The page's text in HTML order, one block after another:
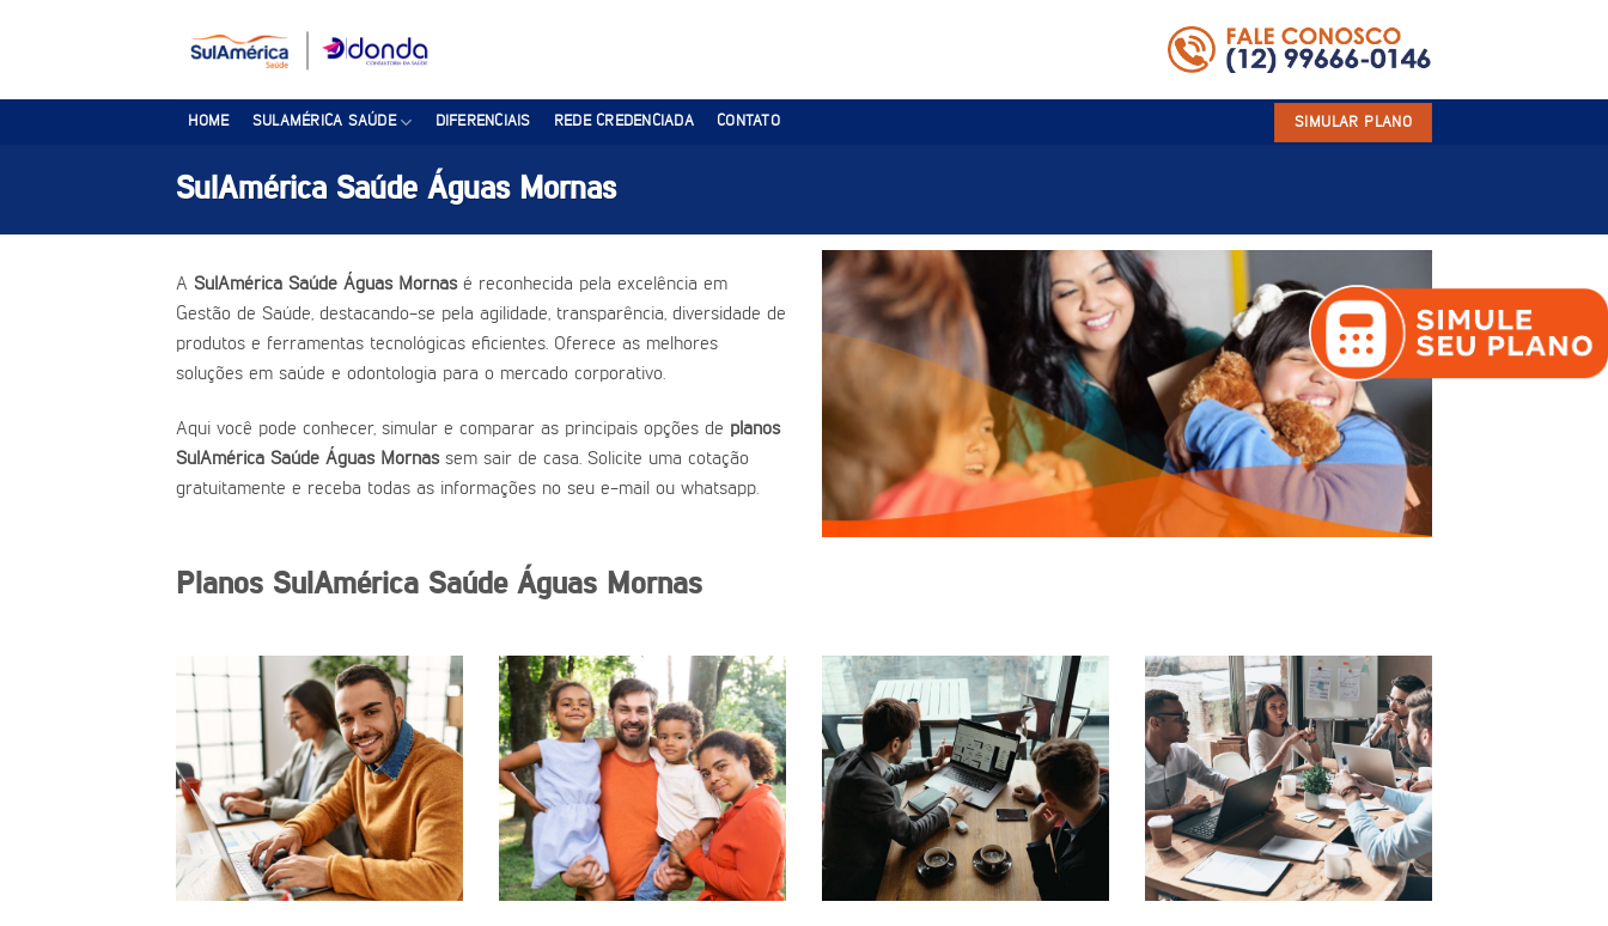
HOME SULAMÉRICA SAÚDE DIFERENCIAIS REDE CREDENCIADA CONTATO SIMULAR PLANO
SulAmérica Saúde Águas Mornas
A SulAmérica Saúde Águas Mornasé reconhecida pela excelência em
Gestão de Saúde, destacando-se pela agilidade, transparência, diversidade de
produtos e ferramentas tecnológicas eficientes. Oferece as melhores
soluções em saúde e odontologia para o mercado corporativo.
Aqui você pode conhecer, simular e comparar as principais opções de planos
SulAmérica Saúde Águas Mornas sem sair de casa. Solicite uma cotação
gratuitamente e receba todas as informações no seu e-mail ou whatsapp.
Planos SulAmérica Saúde Águas Mornas